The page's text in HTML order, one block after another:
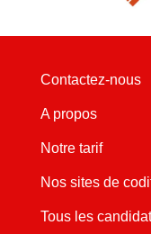
Contactez-nous
A propos
Notre tarif
Nos sites de
Tous les